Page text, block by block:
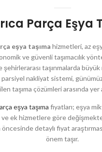
Parça Eşya
eşya taşıma hizmetleri, az
ve güvenli taşımacılık
şehirlerarası taşınmalarda büyük
parsiyel nakliyat sistemi,
taşıma çözümleri arasında yer
eşya taşıma fiyatları; eşya
ek hizmetlere göre
öncesinde detaylı fiyat
önem taşır.